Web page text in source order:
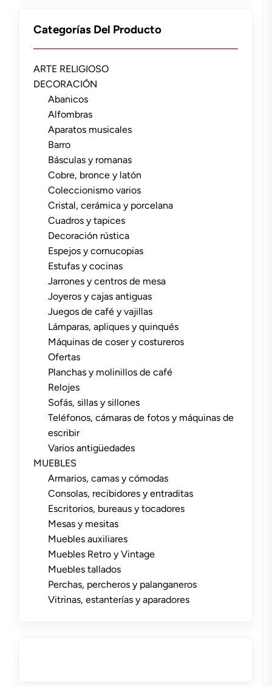
Categorías Del Producto
ARTE RELIGIOSO
DECORACIÓN
Abanicos
Alfombras
Aparatos musicales
Barro
Básculas y romanas
Cobre, bronce y latón
Coleccionismo varios
Cristal, cerámica y porcelana
Cuadros y tapices
Decoración rústica
Espejos y cornucopias
Estufas y cocinas
Jarrones y centros de mesa
Joyeros y cajas antiguas
Juegos de café y vajillas
Lámparas, apliques y quinqués
Máquinas de coser y costureros
Ofertas
Planchas y molinillos de café
Relojes
Sofás, sillas y sillones
Teléfonos, cámaras de fotos y máquinas de
escribir
Varios antigüedades
MUEBLES
Armarios, camas y cómodas
Consolas, recibidores y entraditas
Escritorios, bureaus y tocadores
Mesas y mesitas
Muebles auxiliares
Muebles Retro y Vintage
Muebles tallados
Perchas, percheros y palanganeros
Vitrinas, estanterías y aparadores